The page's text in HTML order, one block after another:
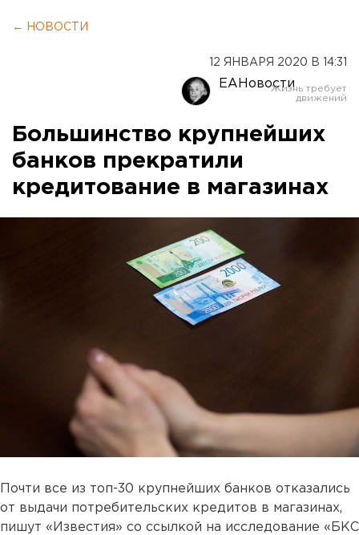
← НОВОСТИ
12 ЯНВАРЯ 2020 В 14:31
ЕАНовости
Большинство крупнейших
банков прекратили
кредитование в магазинах
Почти все из топ-30 крупнейших банков отказались
от выдачи потребительских кредитов в магазинах,
пишут «Известия» со ссылкой на исследование «БКС